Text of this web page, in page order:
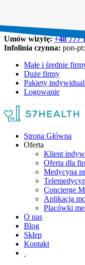
Umów wizytę:+48 777
Infolinia czynna: pon-
Małe i średnie
Duże firmy
Pakiety
Logowanie
Strona Główna
Oferta
Klient
Oferta dla
Medycyna
Concierge
Aplikacja
Placówki
O nas
Blog
Sklep
Kontakt